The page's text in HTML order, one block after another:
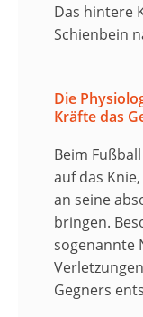
​Das hintere
Schienbein
Die
Kräfte das
Beim
auf das
an seine
bringen.
sogenannte
Gegners